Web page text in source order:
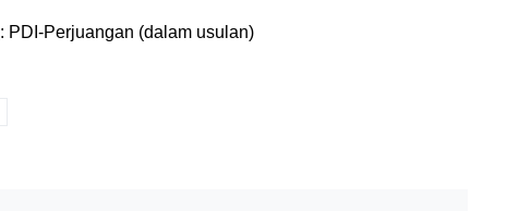
: PDI-Perjuangan (dalam usulan)